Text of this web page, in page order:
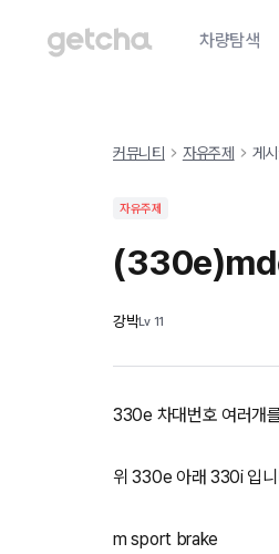
차량탐색
커뮤니티 자유주제 게
자유주제
강박Lv 11
330e 차대번호 여러개
위 330e 아래 330i 입
m sport brake